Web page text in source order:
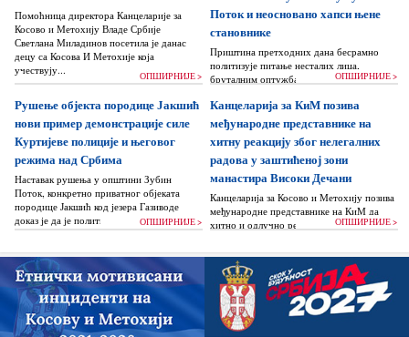
Помоћница директора Канцеларије за
Косово и Метохију Владе Србије
Светлана Миладинов посетила је данас
децу са Косова И Метохије која
учествују...
ОПШИРНИЈЕ >
Поток и неосновано хапси њене
становнике
Приштина претходних дана бесрамно
политизује питање несталих лица,
бруталним оптужбама на рачун Београда
жигоше...
ОПШИРНИЈЕ >
Рушење објекта породице Јакшић
нови пример демонстрације силе
Куртијеве полиције и његовог
режима над Србима
Наставак рушења у општини Зубин
Поток, конкретно приватног објеката
породице Јакшић код језера Газиводе
доказ је да је политика Аљбина Куртија...
ОПШИРНИЈЕ >
Канцеларија за КиМ позива
међународне представнике на
хитну реакцију због нелегалних
радова у заштићеној зони
манастира Високи Дечани
Канцеларија за Косово и Метохију позива
међународне представнике на КиМ да
хитно и одлучно реагују и да без
нелегалних грађевинских...
ОПШИРНИЈЕ >